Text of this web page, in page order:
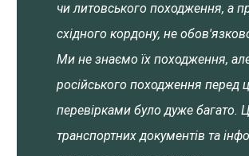
чи литовського походження, а
східного кордону, не
Ми не знаємо їх походження,
російського походження перед
перевірками було дуже багато.
транспортних документів та